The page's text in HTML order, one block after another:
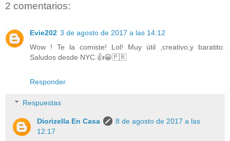
2 comentarios:
Evie202 3 de agosto de 2017 a las 14:12
Wow ! Te la comiste! Lol! Muy útil ,creativo,y baratito.
Saludos desde NYC.👍😀🇵🇷
Responder
Respuestas
Diorizella En Casa
8 de agosto de 2017 a las
12:17